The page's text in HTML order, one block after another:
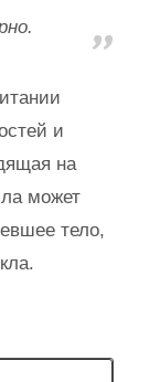
и
на
может
тело,